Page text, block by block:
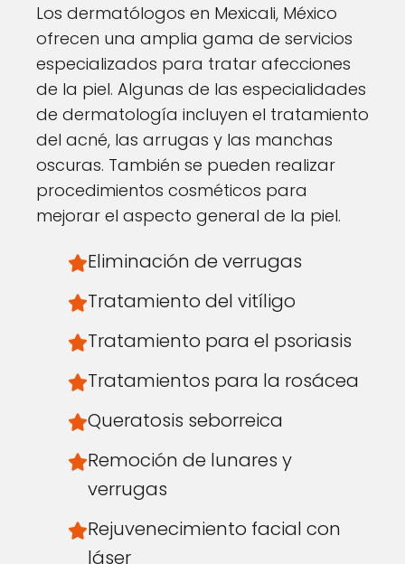
Los dermatólogos en Mexicali, México
ofrecen una amplia gama de servicios
especializados para tratar afecciones
de la piel. Algunas de las especialidades
de dermatología incluyen el tratamiento
del acné, las arrugas y las manchas
oscuras. También se pueden realizar
procedimientos cosméticos para
mejorar el aspecto general de la piel.
Eliminación de verrugas
Tratamiento del vitíligo
Tratamiento para el psoriasis
Tratamientos para la rosácea
Queratosis seborreica
Remoción de lunares y
verrugas
Rejuvenecimiento facial con
láser